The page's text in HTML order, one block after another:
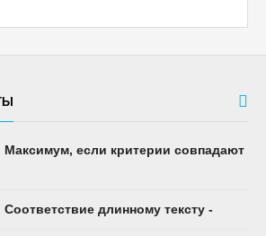
если критерии совпадают
длинному тексту -